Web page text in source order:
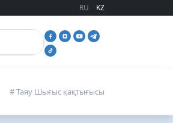
RU KZ
# Таяу Шығыс қақтығысы